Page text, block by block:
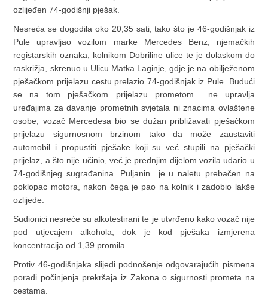
ozlijeđen 74-godišnji pješak.
Nesreća se dogodila oko 20,35 sati, tako što je 46-godišnjak iz
Pule upravljao vozilom marke Mercedes Benz, njemačkih
registarskih oznaka, kolnikom Dobriline ulice te je dolaskom do
raskrižja, skrenuo u Ulicu Matka Laginje, gdje je na obilježenom
pješačkom prijelazu cestu prelazio 74-godišnjak iz Pule. Budući
se na tom pješačkom prijelazu prometom ne upravlja
uređajima za davanje prometnih svjetala ni znacima ovlaštene
osobe, vozač Mercedesa bio se dužan približavati pješačkom
prijelazu sigurnosnom brzinom tako da može zaustaviti
automobil i propustiti pješake koji su već stupili na pješački
prijelaz, a što nije učinio, već je prednjim dijelom vozila udario u
74-godišnjeg sugrađanina. Puljanin je u naletu prebačen na
poklopac motora, nakon čega je pao na kolnik i zadobio lakše
ozlijede.
Sudionici nesreće su alkotestirani te je utvrđeno kako vozač nije
pod utjecajem alkohola, dok je kod pješaka izmjerena
koncentracija od 1,39 promila.
Protiv 46-godišnjaka slijedi podnošenje odgovarajućih pismena
poradi počinjenja prekršaja iz Zakona o sigurnosti prometa na
cestama.